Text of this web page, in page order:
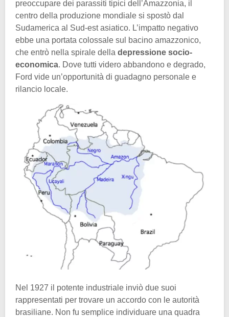
preoccupare dei parassiti tipici dell’Amazzonia, il
centro della produzione mondiale si spostò dal
Sudamerica al Sud-est asiatico. L’impatto negativo
ebbe una portata colossale sul bacino amazzonico,
che entrò nella spirale della depressione socio-
economica. Dove tutti videro abbandono e degrado,
Ford vide un’opportunità di guadagno personale e
rilancio locale.
Nel 1927 il potente industriale inviò due suoi
rappresentati per trovare un accordo con le autorità
brasiliane. Non fu semplice individuare una quadra